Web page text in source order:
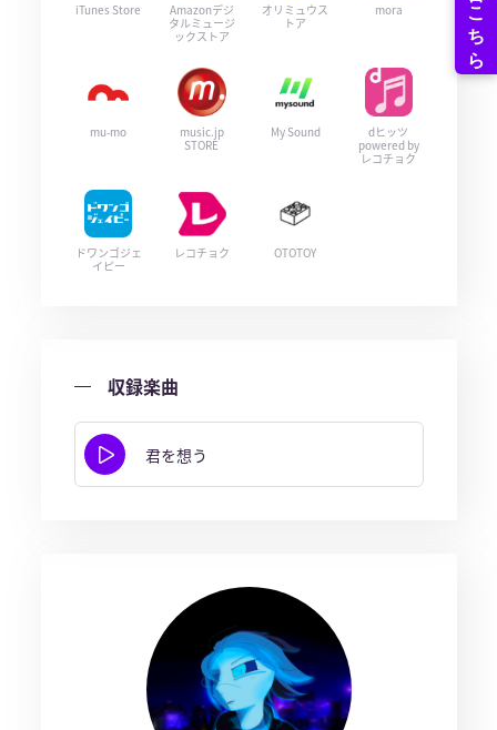
iTunes Store
Amazonデジ
タルミュージ
ックストア
オリミュウス
トア
mora
mu-mo
music.jp
STORE
My Sound
dヒッツ
powered by
レコチョク
ドワンゴジェ
イピー
レコチョク OTOTOY
収録楽曲
君を想う